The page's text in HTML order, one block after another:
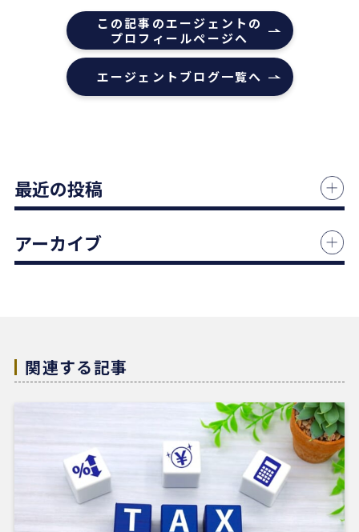
また機会があれば是非REDSを利用したいし、紹介
していきたいと思います。
エージェントの指名は下山さんをオススメします！
本当にありがとうございました！
担当の志水様は、ベテランならではの豊富な知識で
市場動向や適正価格を丁寧に解説してくださり、終
何より素晴らしいと感じたのは、情報の囲い込み等
を一切行わないという徹底した透明性です。この誠
ています。知人にも自信を持って紹介できる不動産
会社様です。
REDSは、自分でSUUMOなどを使って物件検索がで
きる人にはおすすめだと感じました。
他の不動産会社にも行きましたが、こちらの希望に
寄り添うというより、不動産会社側が売りたい物件
この記事のエージェントの
プロフィールページへ
エージェントブログ一覧へ
最近の投稿
アーカイブ
関連する記事